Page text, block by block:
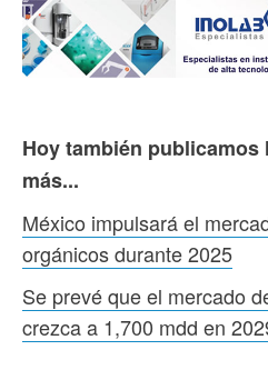
Hoy también
más...
México impulsará el
orgánicos durante 2025
Se prevé que el mercado
crezca a 1,700 mdd en